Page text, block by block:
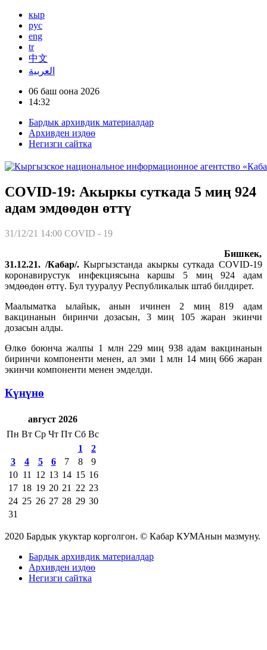
кыр
рус
eng
tr
中文
العربية
06 баш оона 2026
14:32
Бардык архивдик материалдар
Архивден издөө
Негизги сайтка
COVID-19: Акыркы суткада 5 миң 924
адам эмдөөдөн өттү
31/12/21 14:00 COVID - 19
Бишкек,
31.12.21. /Кабар/.Кыргызстанда акыркы суткада COVID-19
коронавирустук инфекциясына каршы 5 миң 924 адам
эмдөөдөн өттү. Бул тууралуу Республикалык штаб билдирет.
Маалыматка ылайык, анын ичинен 2 миң 819 адам
вакцинанын биринчи дозасын, 3 миң 105 жаран экинчи
дозасын алды.
Өлкө боюнча жалпы 1 млн 229 миң 938 адам вакцинанын
биринчи компоненти менен, ал эми 1 млн 14 миң 666 жаран
экинчи компоненти менен эмделди.
Күнүнө
август 2026
Пн Вт Ср Чт Пт Сб Вс
1
2
3
4 5 6 7 8
9
10 11 12 13 14 15 16
17 18 19 20 21 22 23
24 25 26 27 28 29 30
31
2020 Бардык укуктар корголгон. © Кабар КУМАнын мазмуну.
Бардык архивдик материалдар
Архивден издөө
Негизги сайтка